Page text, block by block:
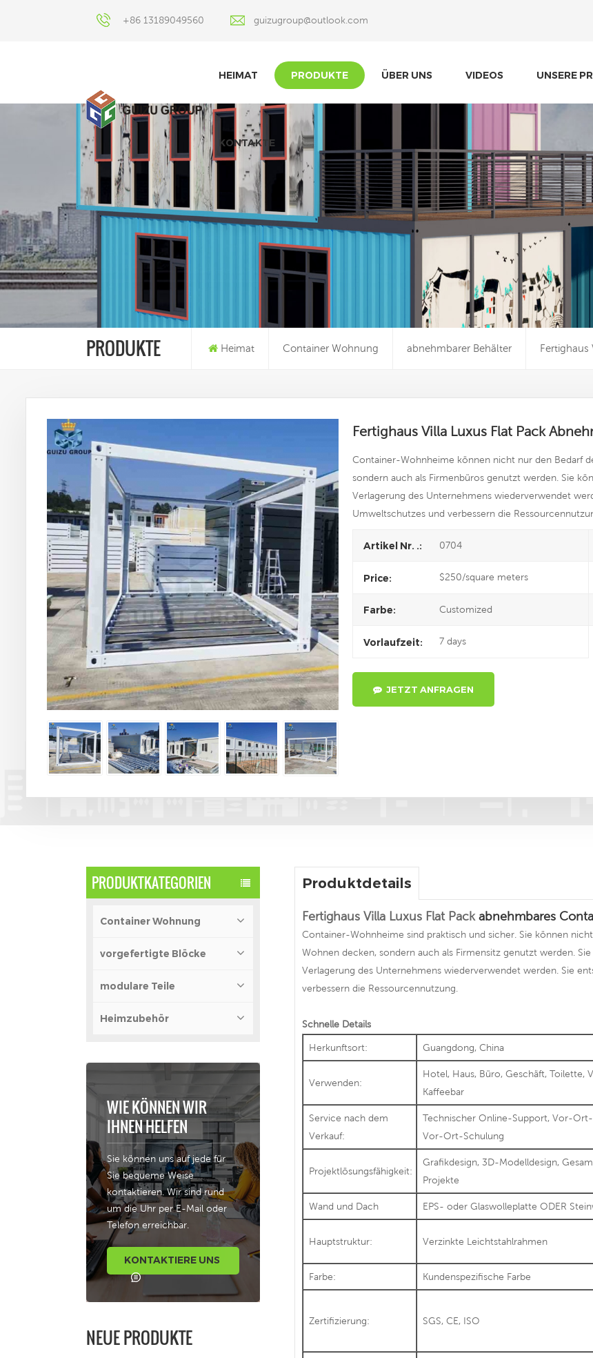
+86 13189049560 guizugroup@outlook.com
HEIMAT PRODUKTE ÜBER UNS VIDEOS UNSERE
KONTAKTE
PRODUKTE Heimat Container Wohnung abnehmbarer Behälter Fertighaus
Fertighaus Villa Luxus Flat Pack
Container-Wohnheime können nicht nur den Bedarf
sondern auch als Firmenbüros genutzt werden. Sie
Verlagerung des Unternehmens wiederverwendet
Umweltschutzes und verbessern die
Artikel Nr. .: 0704
Price: $250/square meters
Farbe: Customized
Vorlaufzeit: 7 days
JETZT ANFRAGEN
PRODUKTKATEGORIEN
Container Wohnung
vorgefertigte Blöcke
modulare Teile
Heimzubehör
WIE KÖNNEN WIR
IHNEN HELFEN
Sie können uns auf jede für
Sie bequeme Weise
kontaktieren. Wir sind rund
um die Uhr per E-Mail oder
Telefon erreichbar.
KONTAKTIERE UNS
NEUE PRODUKTE
Produktdetails
Fertighaus Villa Luxus Flat Pack abnehmbares
Container-Wohnheime sind praktisch und sicher. Sie können
Wohnen decken, sondern auch als Firmensitz genutzt werden.
Verlagerung des Unternehmens wiederverwendet werden. Sie
verbessern die Ressourcennutzung.
Schnelle Details
Herkunftsort: Guangdong, China
Verwenden:
Hotel, Haus, Büro, Geschäft, Toilette,
Kaffeebar
Service nach dem
Verkauf:
Technischer Online-Support, Vor-
Vor-Ort-Schulung
Projektlösungsfähigkeit:
Grafikdesign, 3D-Modelldesign,
Projekte
Wand und Dach EPS- oder Glaswolleplatte ODER
Hauptstruktur: Verzinkte Leichtstahlrahmen
Farbe: Kundenspezifische Farbe
Zertifizierung: SGS, CE, ISO